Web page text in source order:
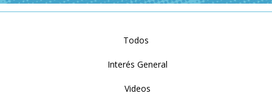
Todos
Interés General
Videos